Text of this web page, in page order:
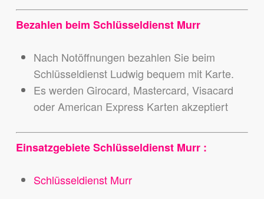
Bezahlen beim Schlüsseldienst Murr
Nach Notöffnungen bezahlen Sie beim
Schlüsseldienst Ludwig bequem mit Karte.
Es werden Girocard, Mastercard, Visacard
oder American Express Karten akzeptiert
Einsatzgebiete Schlüsseldienst Murr :
Schlüsseldienst Murr